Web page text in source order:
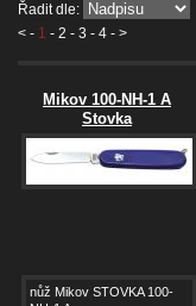
Řadit dle:
< - 1 - 2 - 3 - 4 - >
Mikov 100-NH-1 A
Stovka
nůž Mikov STOVKA 100-